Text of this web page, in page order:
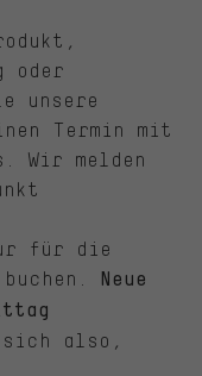
oder
unsere
Termin mit
Wir melden
für die
Neue
also,